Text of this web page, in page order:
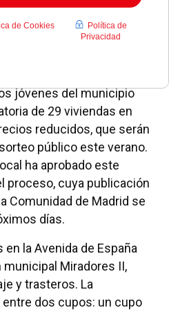
jóvenes del municipio
de 29 viviendas en
reducidos, que serán
público este verano.
ha aprobado este
proceso, cuya publicación
Comunidad de Madrid se
días.
la Avenida de España
Miradores II,
y trasteros. La
dos cupos: un cupo